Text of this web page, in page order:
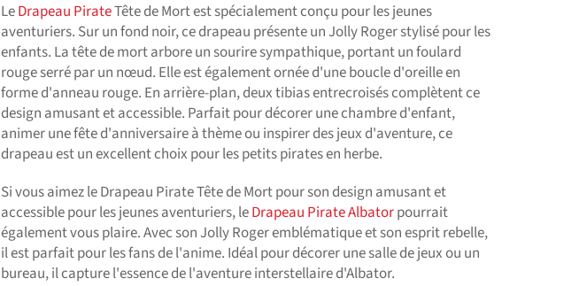
LeDrapeau PirateTête de Mort est spécialement conçu pour les jeunes
aventuriers. Sur un fond noir, ce drapeau présente un Jolly Roger stylisé pour les
enfants. La tête de mort arbore un sourire sympathique, portant un foulard
rouge serré par un nœud. Elle est également ornée d'une boucle d'oreille en
forme d'anneau rouge. En arrière-plan, deux tibias entrecroisés complètent ce
design amusant et accessible. Parfait pour décorer une chambre d'enfant,
animer une fête d'anniversaire à thème ou inspirer des jeux d'aventure, ce
drapeau est un excellent choix pour les petits pirates en herbe.
Si vous aimez le Drapeau Pirate Tête de Mort pour son design amusant et
accessible pour les jeunes aventuriers, leDrapeau Pirate Albatorpourrait
également vous plaire. Avec son Jolly Roger emblématique et son esprit rebelle,
il est parfait pour les fans de l'anime. Idéal pour décorer une salle de jeux ou un
bureau, il capture l'essence de l'aventure interstellaire d'Albator.